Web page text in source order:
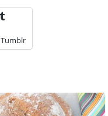
Tumblr